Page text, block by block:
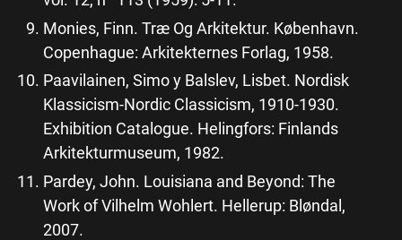
Monies, Finn. Træ Og Arkitektur. København.
Copenhague: Arkitekternes Forlag, 1958.
Paavilainen, Simo y Balslev, Lisbet. Nordisk
Klassicism-Nordic Classicism, 1910-1930.
Exhibition Catalogue. Helingfors: Finlands
Arkitekturmuseum, 1982.
Pardey, John. Louisiana and Beyond: The
Work of Vilhelm Wohlert. Hellerup: Bløndal,
2007.